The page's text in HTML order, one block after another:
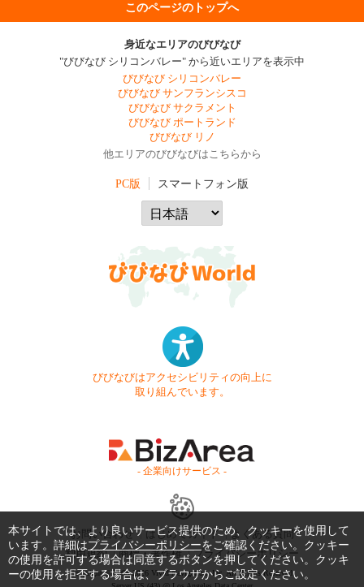
このページのトップへ
身近なエリアのびびなび
"びびなび シリコンバレー" から近いエリアを表示中
びびなび シリコンバレー
びびなび サンフランシスコ
びびなび サクラメント
びびなび ポートランド
びびなび リノ
他エリアのびびなびはこちらから
PC版 スマートフォン版
びびなびはアクセシビリティの向上に
取り組んでいます。
- 企業向けサービス -
お問い合わせ はじめてガイド
よくある質問
利用規約
商標・著作権 プライバシーポリシー
Copyright © 1999-2026 Vivid Navigation, Inc. All Rights Reserved.
本サイトでは、より良いサービス提供のため、クッキーを使用して
います。詳細はプライバシーポリシーをご確認ください。クッキー
の使用を許可する場合は同意するボタンを押してください。クッキ
ーの使用を拒否する場合は、ブラウザからご設定ください。